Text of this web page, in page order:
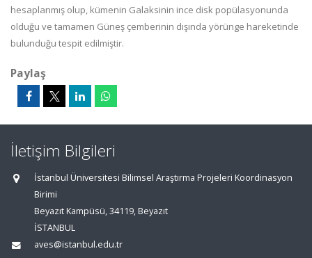
hesaplanmış olup, kümenin Galaksinin ince disk popülasyonunda
olduğu ve tamamen Güneş çemberinin dışında yörünge hareketinde
bulunduğu tespit edilmiştir.
Paylaş
İletişim Bilgileri
İstanbul Üniversitesi Bilimsel Araştırma Projeleri Koordinasyon
Birimi
Beyazıt Kampüsü, 34119, Beyazıt
İSTANBUL
aves@istanbul.edu.tr